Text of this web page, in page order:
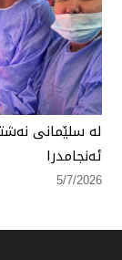
لە سلێمانی
ئەنجامدرا
5/7/2026